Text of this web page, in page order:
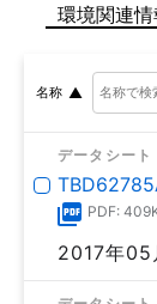
環境関連
名称
データシート
PDF:
2017年05